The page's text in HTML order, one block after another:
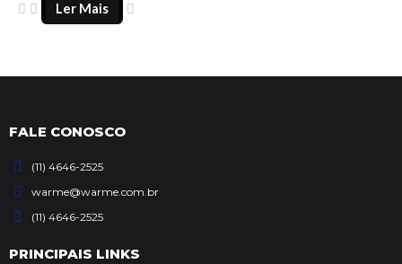
Ler Mais
FALE CONOSCO
(11) 4646-2525
warme@warme.com.br
(11) 4646-2525
PRINCIPAIS LINKS